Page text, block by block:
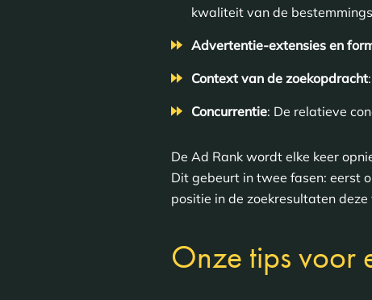
kwaliteit van de
Advertentie-extensies en
Context van de zoekopdracht
Concurrentie: De relatieve
De Ad Rank wordt elke keer
Dit gebeurt in twee fasen: eerst
positie in de zoekresultaten deze
Onze tips voor